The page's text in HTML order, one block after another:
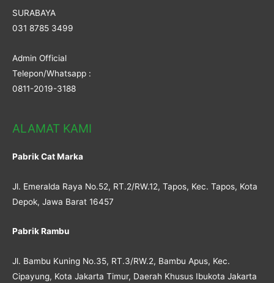
SURABAYA
031 8785 3499
Admin Official
Telepon/Whatsapp :
0811-2019-3188
ALAMAT KAMI
Pabrik Cat Marka
Jl. Emeralda Raya No.52, RT.2/RW.12, Tapos, Kec. Tapos, Kota
Depok, Jawa Barat 16457
Pabrik Rambu
Jl. Bambu Kuning No.35, RT.3/RW.2, Bambu Apus, Kec.
Cipayung, Kota Jakarta Timur, Daerah Khusus Ibukota Jakarta